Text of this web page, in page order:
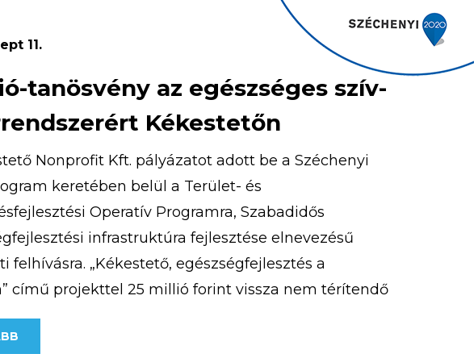
11.
tanösvény az egészséges szív-
Kékestetőn
Nonprofit Kft. pályázatot adott be a Széchenyi
keretében belül a Terület- és
Operatív Programra, Szabadidős
infrastruktúra fejlesztése elnevezésű
felhívásra. „Kékestető, egészségfejlesztés a
című projekttel 25 millió forint vissza nem térítendő
támogatást nyert. 2020. szeptember 9-én
került a pályázat részeként megvalósult kardió